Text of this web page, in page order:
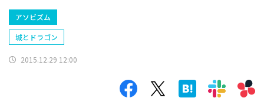
アソビズム
城とドラゴン
2015.12.29 12:00